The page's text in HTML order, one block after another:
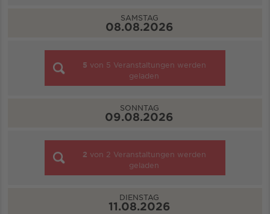
SAMSTAG
08.08.2026
5 von 5 Veranstaltungen werden
geladen
SONNTAG
09.08.2026
2 von 2 Veranstaltungen werden
geladen
DIENSTAG
11.08.2026